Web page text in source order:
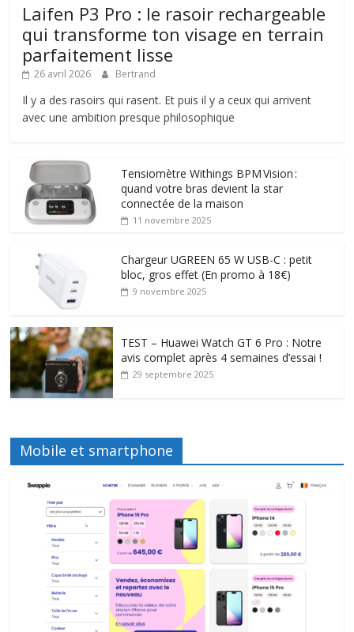
Laifen P3 Pro : le rasoir rechargeable
qui transforme ton visage en terrain
parfaitement lisse
26 avril 2026 Bertrand
Il y a des rasoirs qui rasent. Et puis il y a ceux qui arrivent
avec une ambition presque philosophique
Tensiomètre Withings BPM Vision :
quand votre bras devient la star
connectée de la maison
11 novembre 2025
Chargeur UGREEN 65 W USB-C : petit
bloc, gros effet (En promo à 18€)
9 novembre 2025
TEST – Huawei Watch GT 6 Pro : Notre
avis complet après 4 semaines d’essai !
29 septembre 2025
Mobile et smartphone